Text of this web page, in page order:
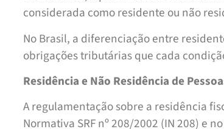
considerada como residente ou não
No Brasil, a diferenciação entre
obrigações tributárias que cada
Residência e Não Residência de
A regulamentação sobre a residência
Normativa SRF nº 208/2002 (IN 208) e